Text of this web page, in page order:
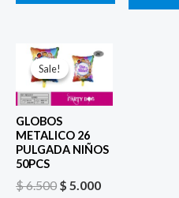
Sale!
Sale!
GLOBOS
METALICO 26
PULGADA NIÑOS
50PCS
$6.500
El
precio
original
era:
$ 6.500.
$ 5.000
El